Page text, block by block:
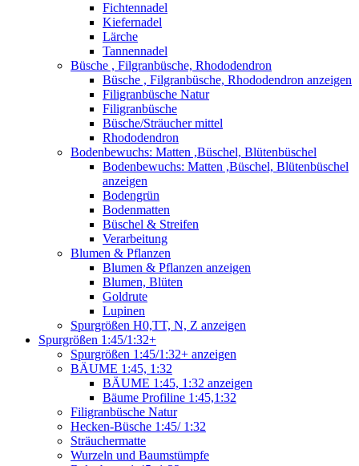
Fichtennadel
Kiefernadel
Lärche
Tannennadel
Büsche , Filgranbüsche, Rhododendron
Büsche , Filgranbüsche, Rhododendron anzeigen
Filigranbüsche Natur
Filigranbüsche
Büsche/Sträucher mittel
Rhododendron
Bodenbewuchs: Matten ,Büschel, Blütenbüschel
Bodenbewuchs: Matten ,Büschel, Blütenbüschel
anzeigen
Bodengrün
Bodenmatten
Büschel & Streifen
Verarbeitung
Blumen & Pflanzen
Blumen & Pflanzen anzeigen
Blumen, Blüten
Goldrute
Lupinen
Spurgrößen H0,TT, N, Z anzeigen
Spurgrößen 1:45/1:32+
Spurgrößen 1:45/1:32+ anzeigen
BÄUME 1:45, 1:32
BÄUME 1:45, 1:32 anzeigen
Bäume Profiline 1:45,1:32
Filigranbüsche Natur
Hecken-Büsche 1:45/ 1:32
Sträuchermatte
Wurzeln und Baumstümpfe